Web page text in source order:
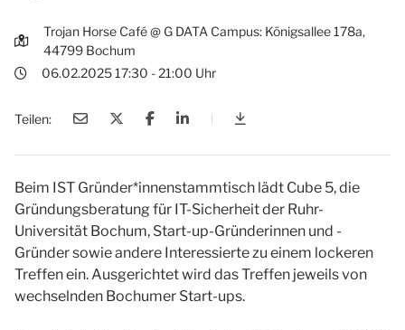
Trojan Horse Café @ G DATA Campus: Königsallee 178a,
44799 Bochum
06.02.2025 17:30 - 21:00 Uhr
Teilen:
ITS
Beim IST Gründer*innenstammtisch lädt Cube 5, die
Gründungsberatung für IT-Sicherheit der Ruhr-
Universität Bochum, Start-up-Gründerinnen und -
Gründer sowie andere Interessierte zu einem lockeren
Treffen ein. Ausgerichtet wird das Treffen jeweils von
wechselnden Bochumer Start-ups.